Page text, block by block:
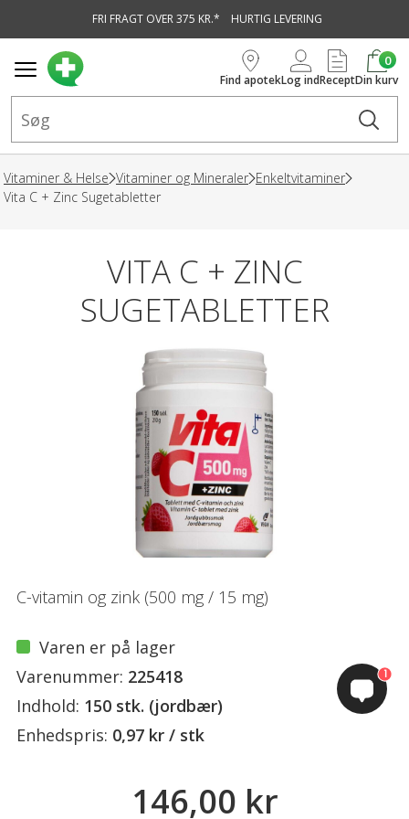
FRI FRAGT OVER 375 KR.* HURTIG LEVERING
Find apotekLog indRecept
0
Din kurv
Vitaminer & Helse Vitaminer og Mineraler Enkeltvitaminer
Vita C + Zinc Sugetabletter
VITA C + ZINC
SUGETABLETTER
C-vitamin og zink (500 mg / 15 mg)
Varen er på lager
Varenummer: 225418
Indhold: 150 stk. (jordbær)
Enhedspris: 0,97 kr / stk
146,00 kr
1